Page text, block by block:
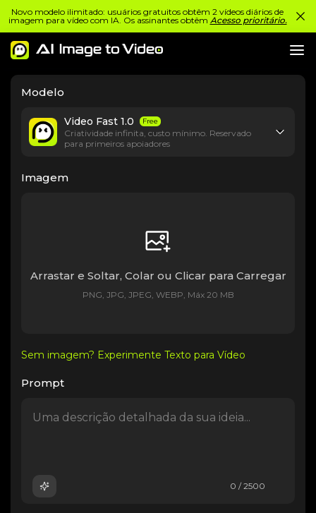
Novo modelo ilimitado: usuários gratuitos obtêm 2 vídeos diários de
imagem para vídeo com IA. Os assinantes obtêm Acesso prioritário.
Modelo
Video Fast 1.0 Free
Criatividade infinita, custo mínimo. Reservado
para primeiros apoiadores
Imagem
Arrastar e Soltar, Colar ou Clicar para Carregar
PNG, JPG, JPEG, WEBP, Máx 20 MB
Sem imagem? Experimente Texto para Vídeo
Prompt
0 / 2500